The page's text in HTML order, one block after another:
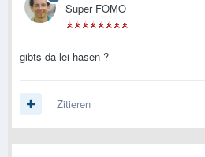
Super FOMO
gibts da lei hasen ?
Zitieren